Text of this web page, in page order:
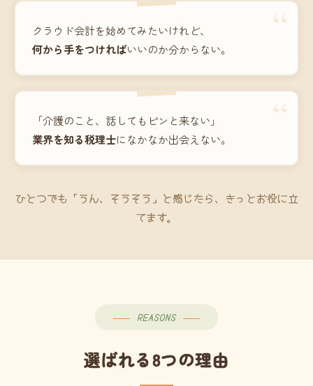
“
クラウド会計を始めてみたいけれど、
何から手をつければいいのか分からない。
“
「介護のこと、話してもピンと来ない」
業界を知る税理士になかなか出会えない。
ひとつでも「うん、そうそう」と感じたら、きっとお役に立
てます。
REASONS
選ばれる8つの理由